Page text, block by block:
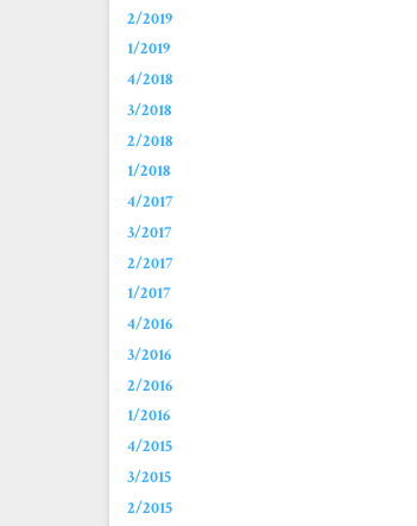
2/2019
1/2019
4/2018
3/2018
2/2018
1/2018
4/2017
3/2017
2/2017
1/2017
4/2016
3/2016
2/2016
1/2016
4/2015
3/2015
2/2015